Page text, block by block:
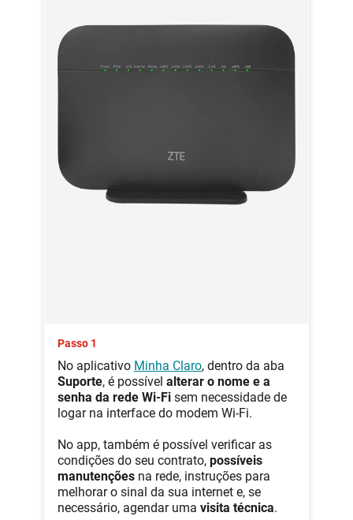
Passo 1
No aplicativo Minha Claro, dentro da aba
Suporte, é possível alterar o nome e a
senha da rede Wi-Fi sem necessidade de
logar na interface do modem Wi-Fi.
No app, também é possível verificar as
condições do seu contrato, possíveis
manutenções na rede, instruções para
melhorar o sinal da sua internet e, se
necessário, agendar uma visita técnica.